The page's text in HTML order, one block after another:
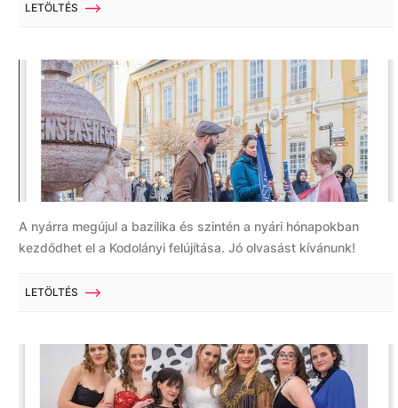
LETÖLTÉS
A nyárra megújul a bazilika és szintén a nyári hónapokban
kezdődhet el a Kodolányi felújítása. Jó olvasást kívánunk!
LETÖLTÉS